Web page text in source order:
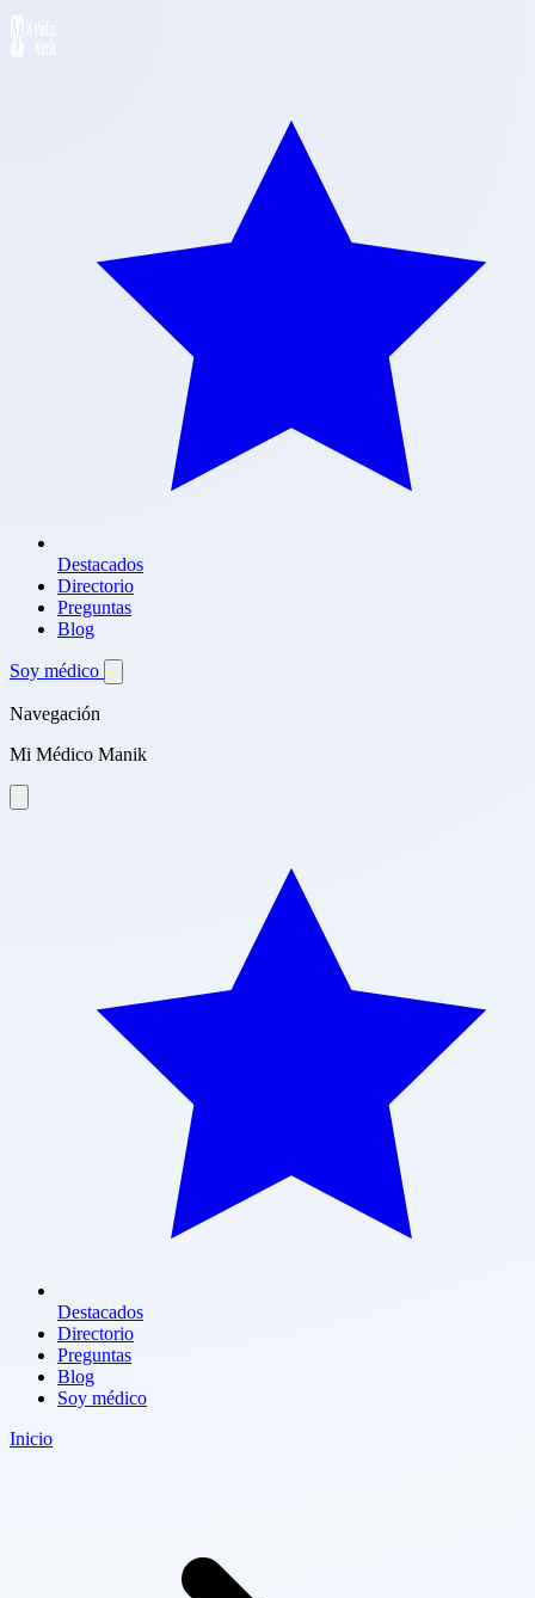
Destacados
Directorio
Preguntas
Blog
Soy médico
Navegación
Mi Médico Manik
Destacados
Directorio
Preguntas
Blog
Soy médico
Inicio